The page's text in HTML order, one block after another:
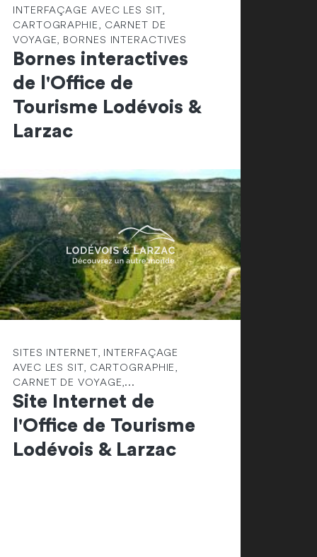
INTERFAÇAGE AVEC LES SIT,
CARTOGRAPHIE, CARNET DE
VOYAGE, BORNES INTERACTIVES
Bornes interactives
de l'Office de
Tourisme Lodévois &
Larzac
SITES INTERNET, INTERFAÇAGE
AVEC LES SIT, CARTOGRAPHIE,
CARNET DE VOYAGE,...
Site Internet de
l'Office de Tourisme
Lodévois & Larzac